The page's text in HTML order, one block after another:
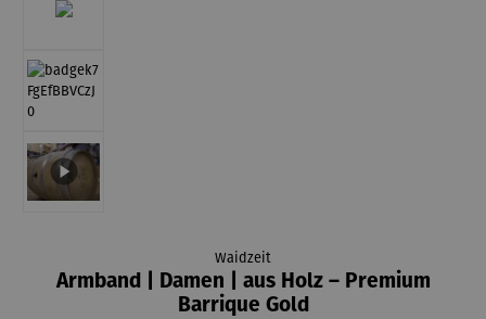
Waidzeit
Armband | Damen | aus Holz – Premium
Barrique Gold